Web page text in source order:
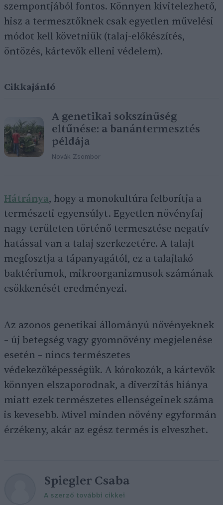
szempontjából fontos. Könnyen kivitelezhető,
hisz a termesztőknek csak egyetlen művelési
módot kell követniük (talaj-előkészítés,
öntözés, kártevők elleni védelem).
Cikkajánló
A genetikai sokszínűség
eltűnése: a banántermesztés
példája
Novák Zsombor
Hátránya, hogy a monokultúra felborítja a
természeti egyensúlyt. Egyetlen növényfaj
nagy területen történő termesztése negatív
hatással van a talaj szerkezetére. A talajt
megfosztja a tápanyagától, ez a talajlakó
baktériumok, mikroorganizmusok számának
csökkenését eredményezi.
Az azonos genetikai állományú növényeknek
– új betegség vagy gyomnövény megjelenése
esetén – nincs természetes
védekezőképességük. A kórokozók, a kártevők
könnyen elszaporodnak, a diverzitás hiánya
miatt ezek természetes ellenségeinek száma
is kevesebb. Mivel minden növény egyformán
érzékeny, akár az egész termés is elveszhet.
Spiegler Csaba
A szerző további cikkei